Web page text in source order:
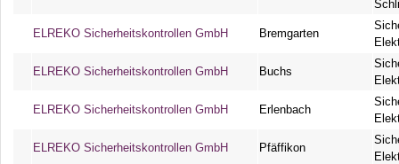
ELREKO Sicherheitskontrollen GmbH Bremgarten
ELREKO Sicherheitskontrollen GmbH Buchs
ELREKO Sicherheitskontrollen GmbH Erlenbach
ELREKO Sicherheitskontrollen GmbH Pfäffikon